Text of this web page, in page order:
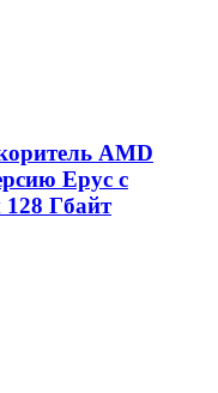
AMD
Epyc с
Гбайт